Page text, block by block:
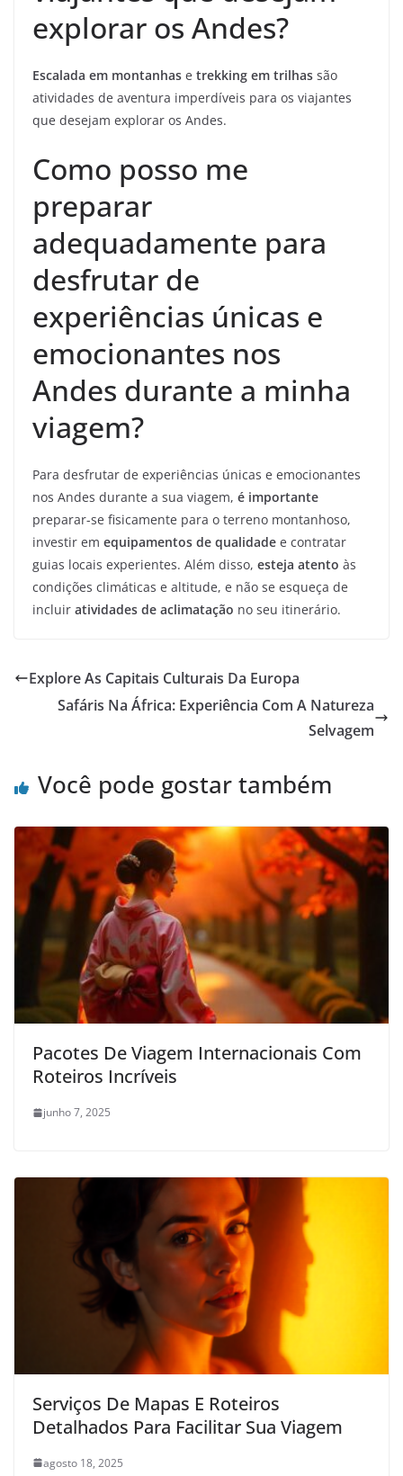
explorar os Andes?
Escalada em montanhas e trekking em trilhas são
atividades de aventura imperdíveis para os viajantes
que desejam explorar os Andes.
Como posso me
preparar
adequadamente para
desfrutar de
experiências únicas e
emocionantes nos
Andes durante a minha
viagem?
Para desfrutar de experiências únicas e emocionantes
nos Andes durante a sua viagem, é importante
preparar-se fisicamente para o terreno montanhoso,
investir em equipamentos de qualidade e contratar
guias locais experientes. Além disso, esteja atento às
condições climáticas e altitude, e não se esqueça de
incluir atividades de aclimatação no seu itinerário.
Explore As Capitais Culturais Da Europa
Safáris Na África: Experiência Com A Natureza
Selvagem
Você pode gostar também
Pacotes De Viagem Internacionais Com
Roteiros Incríveis
junho 7, 2025
Serviços De Mapas E Roteiros
Detalhados Para Facilitar Sua Viagem
agosto 18, 2025